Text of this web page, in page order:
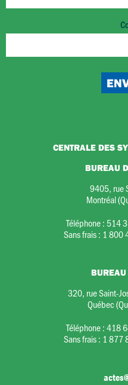
CENTRALE DES
BUREAU
9405, rue
Montréal
Téléphone : 514
Sans frais : 1 800
BUREAU
320, rue Saint-
Québec
Téléphone :418
Sans frais : 1 877